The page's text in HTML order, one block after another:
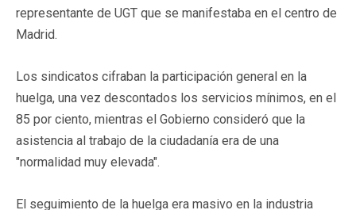
representante de UGT que se manifestaba en el centro de
Madrid.
Los sindicatos cifraban la participación general en la
huelga, una vez descontados los servicios mínimos, en el
85 por ciento, mientras el Gobierno consideró que la
asistencia al trabajo de la ciudadanía era de una
"normalidad muy elevada".
El seguimiento de la huelga era masivo en la industria